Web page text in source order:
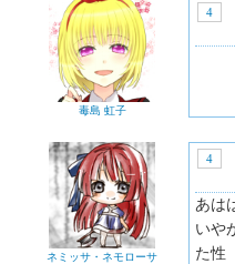
毒島 虹子
4
ネミッサ・ネモローサ
4
あは
いや
た性